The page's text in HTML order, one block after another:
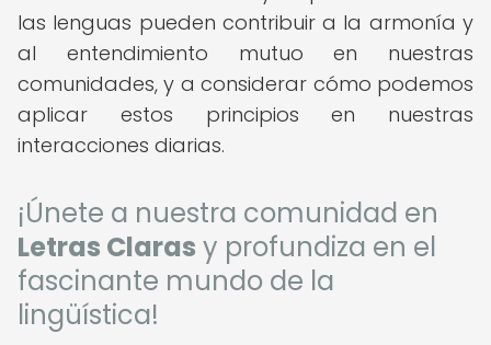
las lenguas pueden contribuir a la armonía y
al entendimiento mutuo en nuestras
comunidades, y a considerar cómo podemos
aplicar estos principios en nuestras
interacciones diarias.
¡Únete a nuestra comunidad en
Letras Claras y profundiza en el
fascinante mundo de la
lingüística!